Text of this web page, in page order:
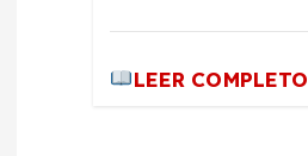
LEER COMPLETO